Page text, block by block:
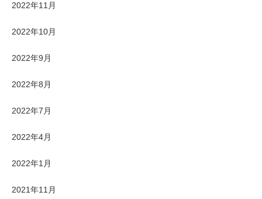
2022年11月
2022年10月
2022年9月
2022年8月
2022年7月
2022年4月
2022年1月
2021年11月